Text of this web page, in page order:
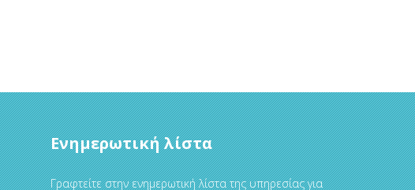
Ενημερωτική λίστα
Γραφτείτε στην ενημερωτική λίστα της υπηρεσίας για